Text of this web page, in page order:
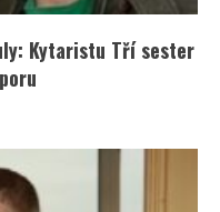
Kytaristu Tří sester